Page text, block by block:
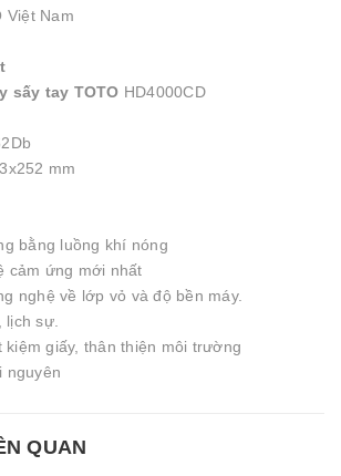
Việt Nam
sấy tay TOTO HD4000CD
mm
bằng luồng khí nóng
cảm ứng mới nhất
nghệ về lớp vỏ và độ bền máy.
lịch sự.
kiệm giấy, thân thiện môi trường
nguyên
QUAN